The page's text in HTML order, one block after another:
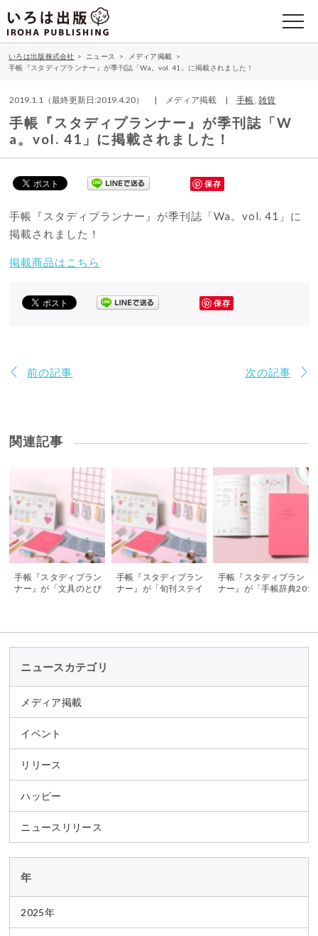
いろは出版株式会社 > ニュース > メディア掲載 >
手帳『スタディプランナー』が季刊誌「Wa。vol. 41」に掲載されました！
2019.1.1（最終更新日:2019.4.20） | メディア掲載 |手帳,雑貨
手帳『スタディプランナー』が季刊誌「W
a。vol. 41」に掲載されました！
保存
手帳『スタディプランナー』が季刊誌「Wa。vol. 41」に
掲載されました！
掲載商品はこちら
保存
前の記事 次の記事
関連記事
手帳『スタディプラン
ナー』が「文具のとび
手帳『スタディプラン
ナー』が「旬刊ステイ
手帳『スタディプラン
ナー』が「手帳辞典201
ニュースカテゴリ
メディア掲載
イベント
リリース
ハッピー
ニュースリリース
年
2025年